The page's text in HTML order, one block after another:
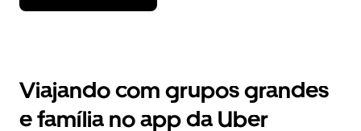
Viajando com grupos grandes
e família no app da Uber